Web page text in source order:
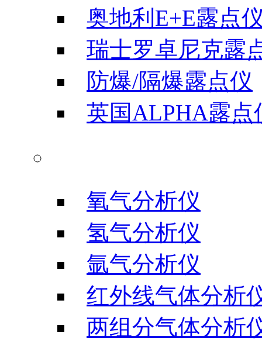
奥地利E+E露点
瑞士罗卓尼克露
防爆/隔爆露点仪
英国ALPHA露点
氧气分析仪
氢气分析仪
氩气分析仪
红外线气体分析
两组分气体分析